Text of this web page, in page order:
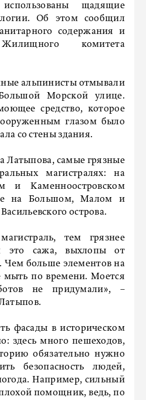
щадящие
Об этом сообщил
содержания и
Жилищного комитета
альпинисты отмывали
Морской улице.
средство, которое
глазом было
со стены здания.
Латыпова, самые грязные
магистралях: на
и Каменноостровском
на Большом, Малом и
острова.
тем грязнее
это сажа, выхлопы от
Чем больше элементов на
мыть по времени. Моется
не придумали», –
фасады в историческом
здесь много пешеходов,
обязательно нужно
безопасность людей,
Например, сильный
помощник, ведь, по